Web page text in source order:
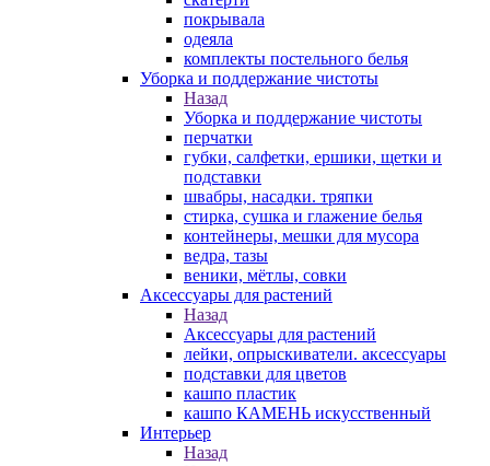
покрывала
одеяла
комплекты постельного белья
Уборка и поддержание чистоты
Назад
Уборка и поддержание чистоты
перчатки
губки, салфетки, ершики, щетки и
подставки
швабры, насадки. тряпки
стирка, сушка и глажение белья
контейнеры, мешки для мусора
ведра, тазы
веники, мётлы, совки
Аксессуары для растений
Назад
Аксессуары для растений
лейки, опрыскиватели. аксессуары
подставки для цветов
кашпо пластик
кашпо КАМЕНЬ искусственный
Интерьер
Назад